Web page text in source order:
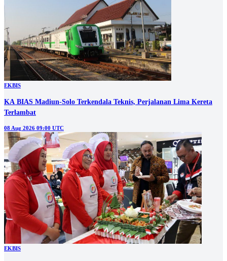
EKBIS
KA BIAS Madiun-Solo Terkendala Teknis, Perjalanan Lima Kereta
Terlambat
08 Aug 2026 09:00 UTC
EKBIS